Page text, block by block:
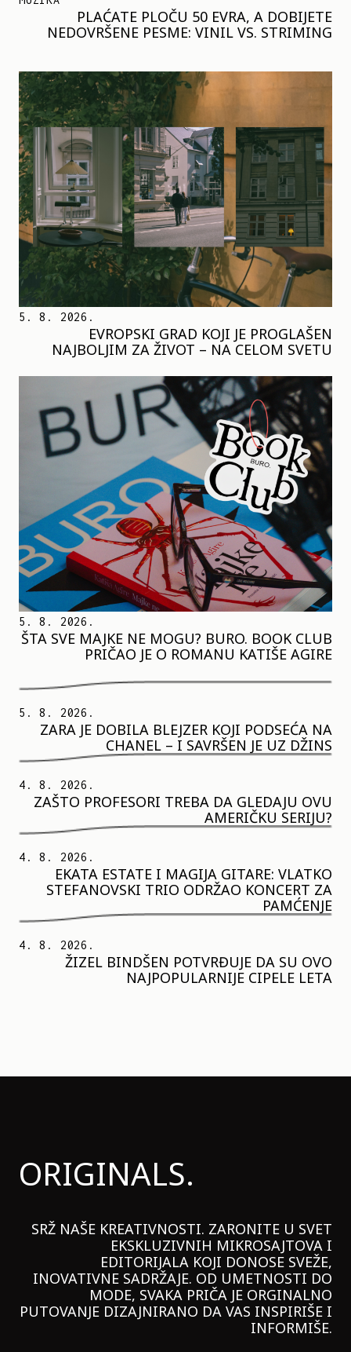
PLAĆATE PLOČU 50 EVRA, A DOBIJETE
NEDOVRŠENE PESME: VINIL VS. STRIMING
5. 8. 2026.
EVROPSKI GRAD KOJI JE PROGLAŠEN
NAJBOLJIM ZA ŽIVOT – NA CELOM SVETU
5. 8. 2026.
ŠTA SVE MAJKE NE MOGU? BURO. BOOK CLUB
PRIČAO JE O ROMANU KATIŠE AGIRE
5. 8. 2026.
ZARA JE DOBILA BLEJZER KOJI PODSEĆA NA
CHANEL – I SAVRŠEN JE UZ DŽINS
4. 8. 2026.
ZAŠTO PROFESORI TREBA DA GLEDAJU OVU
AMERIČKU SERIJU?
4. 8. 2026.
EKATA ESTATE I MAGIJA GITARE: VLATKO
STEFANOVSKI TRIO ODRŽAO KONCERT ZA
PAMĆENJE
4. 8. 2026.
ŽIZEL BINDŠEN POTVRĐUJE DA SU OVO
NAJPOPULARNIJE CIPELE LETA
ORIGINALS.
SRŽ NAŠE KREATIVNOSTI. ZARONITE U SVET
EKSKLUZIVNIH MIKROSAJTOVA I
EDITORIJALA KOJI DONOSE SVEŽE,
INOVATIVNE SADRŽAJE. OD UMETNOSTI DO
MODE, SVAKA PRIČA JE ORGINALNO
PUTOVANJE DIZAJNIRANO DA VAS INSPIRIŠE I
INFORMIŠE.